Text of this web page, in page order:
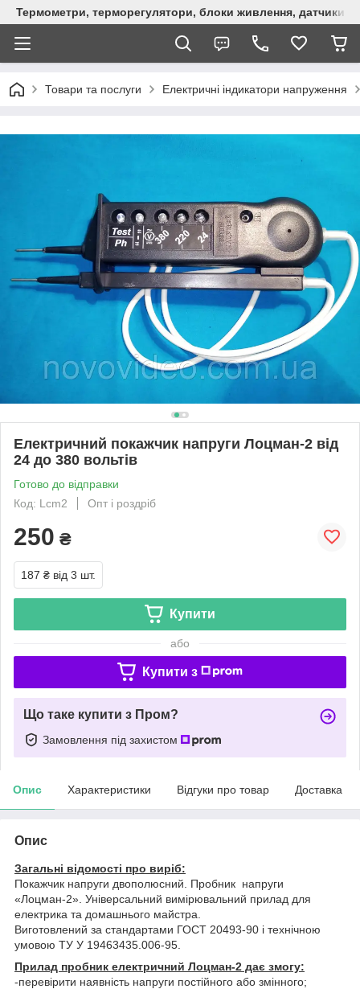
Термометри, терморегулятори, блоки живлення, датчики,
Товари та послуги Електричні індикатори напруження
Електричний покажчик напруги Лоцман-2 від
24 до 380 вольтів
Готово до відправки
Код: Lcm2
Опт і роздріб
250 ₴
187 ₴ від 3 шт.
Купити
або
Купити з
Що таке купити з Пром?
Замовлення під захистом
Опис Характеристики Відгуки про товар Доставка
Опис
Загальні відомості про виріб:
Покажчик напруги двополюсний. Пробник напруги
«Лоцман-2». Універсальний вимірювальний прилад для
електрика та домашнього майстра.
Виготовлений за стандартами ГОСТ 20493-90 і технічною
умовою ТУ У 19463435.006-95.
Прилад пробник електричний Лоцман-2 дає змогу:
-перевірити наявність напруги постійного або змінного;